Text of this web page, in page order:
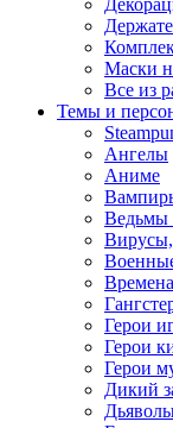
Маски
Все из
Темы и
Ангелы
Аниме
Ведьмы
Герои
Герои
Герои
Дикий